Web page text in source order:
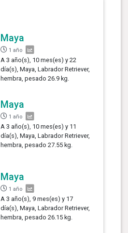
Maya
1 año
A 3 año(s), 10 mes(es) y 22
día(s), Maya, Labrador Retriever,
hembra, pesado 26.9 kg.
Maya
1 año
A 3 año(s), 10 mes(es) y 11
día(s), Maya, Labrador Retriever,
hembra, pesado 27.55 kg.
Maya
1 año
A 3 año(s), 9 mes(es) y 17
día(s), Maya, Labrador Retriever,
hembra, pesado 26.15 kg.